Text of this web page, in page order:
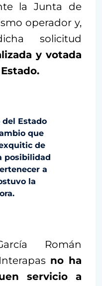
la Junta de
operador y,
solicitud
y votada
del Estado
que
de
posibilidad
a
la
Román
no ha
servicio a